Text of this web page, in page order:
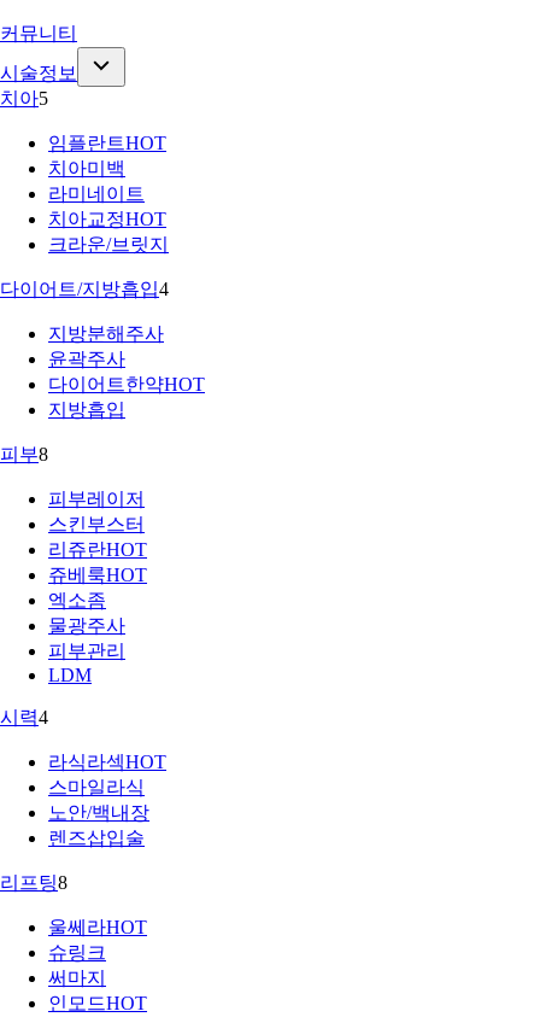
커뮤니티
시술정보
치아5
임플란트HOT
치아미백
라미네이트
치아교정HOT
크라운/브릿지
다이어트/지방흡입4
지방분해주사
윤곽주사
다이어트한약HOT
지방흡입
피부8
피부레이저
스킨부스터
리쥬란HOT
쥬베룩HOT
엑소좀
물광주사
피부관리
LDM
시력4
라식라섹HOT
스마일라식
노안/백내장
렌즈삽입술
리프팅8
울쎄라HOT
슈링크
써마지
인모드HOT